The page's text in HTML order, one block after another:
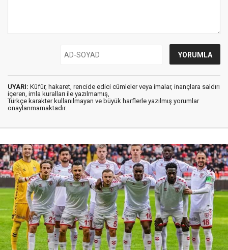
UYARI: Küfür, hakaret, rencide edici cümleler veya imalar, inançlara saldırı
içeren, imla kuralları ile yazılmamış,
Türkçe karakter kullanılmayan ve büyük harflerle yazılmış yorumlar
onaylanmamaktadır.